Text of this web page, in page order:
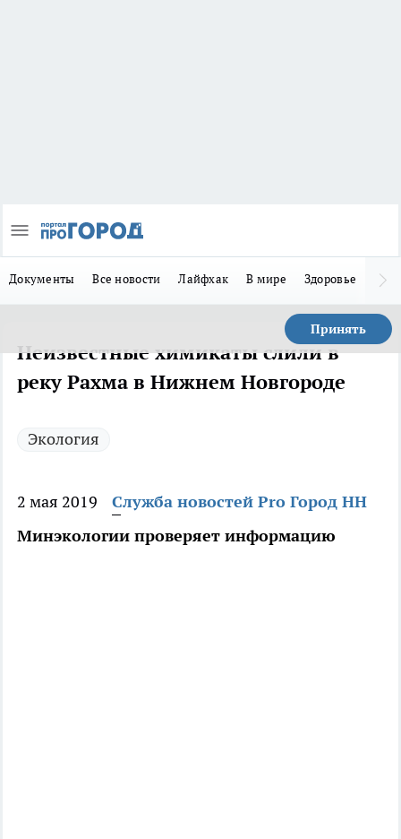
Документы Все новости Лайфхак В мире Здоровье
Принять
Неизвестные химикаты слили в
реку Рахма в Нижнем Новгороде
Экология
2 мая 2019
Служба новостей Pro Город НН
Минэкологии проверяет информацию